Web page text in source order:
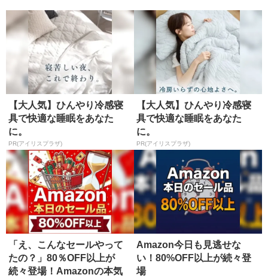
【大人気】ひんやり冷感寝
具で快適な睡眠をあなた
に。
PR(アイリスプラザ)
【大人気】ひんやり冷感寝
具で快適な睡眠をあなた
に。
PR(アイリスプラザ)
「え、こんなセールやって
たの？」80％OFF以上が
続々登場！Amazonの本気
Amazon今日も見逃せな
い！80%OFF以上が続々登
場